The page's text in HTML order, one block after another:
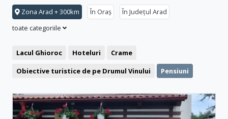
Zona Arad + 300km În Oraș
În Județul Arad
toate categoriile
Lacul Ghioroc Hoteluri
Crame
Obiective turistice de pe Drumul Vinului
Pensiuni
Băile Lipova
Motel
Restaurant